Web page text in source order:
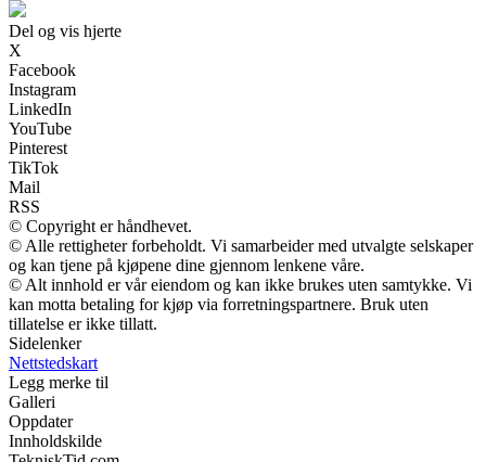
Del og vis hjerte
X
Facebook
Instagram
LinkedIn
YouTube
Pinterest
TikTok
Mail
RSS
© Copyright er håndhevet.
© Alle rettigheter forbeholdt. Vi samarbeider med utvalgte selskaper
og kan tjene på kjøpene dine gjennom lenkene våre.
© Alt innhold er vår eiendom og kan ikke brukes uten samtykke. Vi
kan motta betaling for kjøp via forretningspartnere. Bruk uten
tillatelse er ikke tillatt.
Sidelenker
Nettstedskart
Legg merke til
Galleri
Oppdater
Innholdskilde